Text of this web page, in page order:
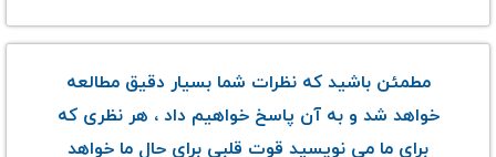
مطمئن باشید که نظرات شما بسیار دقیق مطالعه
خواهد شد و به آن پاسخ خواهیم داد ، هر نظری که
برای ما می نویسید قوت قلبی برای حال ما خواهد